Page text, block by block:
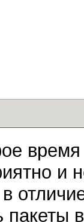
и